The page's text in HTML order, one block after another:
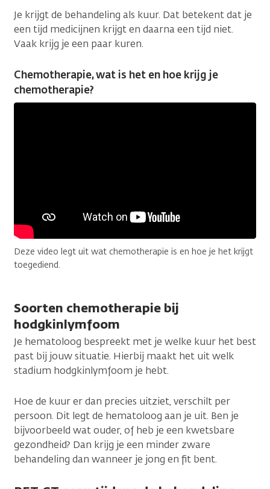
Je krijgt de behandeling als kuur. Dat betekent dat je
een tijd medicijnen krijgt en daarna een tijd niet.
Vaak krijg je een paar kuren.
Chemotherapie, wat is het en hoe krijg je
chemotherapie?
Deze video legt uit wat chemotherapie is en hoe je het krijgt
toegediend.
Soorten chemotherapie bij
hodgkinlymfoom
Je hematoloog bespreekt met je welke kuur het best
past bij jouw situatie. Hierbij maakt het uit welk
stadium hodgkinlymfoom je hebt.
Hoe de kuur er dan precies uitziet, verschilt per
persoon. Dit legt de hematoloog aan je uit. Ben je
bijvoorbeeld wat ouder, of heb je een kwetsbare
gezondheid? Dan krijg je een minder zware
behandeling dan wanneer je jong en fit bent.